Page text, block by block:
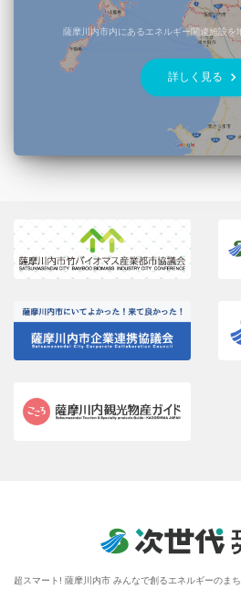
薩摩川内市内にあるエネルギー関連施設を
詳しく見る keyboard_arrow_right
超スマート! 薩摩川内市 みんなで創るエネルギーのま